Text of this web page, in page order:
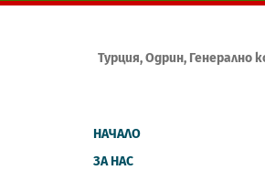
Турция, Одрин, Генерално
НАЧАЛО
ЗА НАС